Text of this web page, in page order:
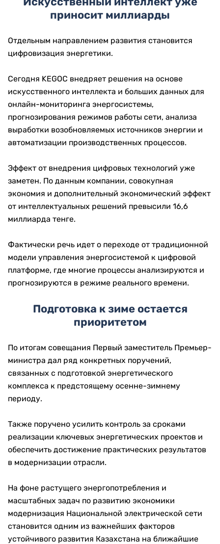
приносит миллиарды
Отдельным направлением развития становится
цифровизация энергетики.
Сегодня KEGOC внедряет решения на основе
искусственного интеллекта и больших данных для
онлайн-мониторинга энергосистемы,
прогнозирования режимов работы сети, анализа
выработки возобновляемых источников энергии и
автоматизации производственных процессов.
Эффект от внедрения цифровых технологий уже
заметен. По данным компании, совокупная
экономия и дополнительный экономический эффект
от интеллектуальных решений превысили 16,6
миллиарда тенге.
Фактически речь идет о переходе от традиционной
модели управления энергосистемой к цифровой
платформе, где многие процессы анализируются и
прогнозируются в режиме реального времени.
Подготовка к зиме остается
приоритетом
По итогам совещания Первый заместитель Премьер-
министра дал ряд конкретных поручений,
связанных с подготовкой энергетического
комплекса к предстоящему осенне-зимнему
периоду.
Также поручено усилить контроль за сроками
реализации ключевых энергетических проектов и
обеспечить достижение практических результатов
в модернизации отрасли.
На фоне растущего энергопотребления и
масштабных задач по развитию экономики
модернизация Национальной электрической сети
становится одним из важнейших факторов
устойчивого развития Казахстана на ближайшие